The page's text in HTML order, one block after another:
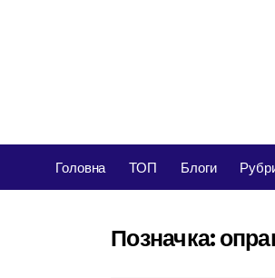
Головна ТОП Блоги
Позначка: